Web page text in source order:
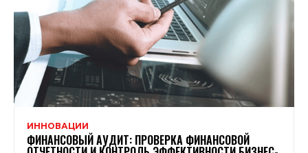
ИННОВАЦИИ
ФИНАНСОВЫЙ АУДИТ: ПРОВЕРКА ФИНАНСОВОЙ